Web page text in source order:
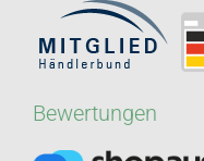
Bewertungen